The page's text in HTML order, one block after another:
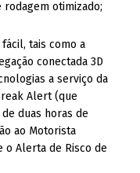
otimizado;
tais como a
conectada 3D
a serviço da
Alert (que
duas horas de
ao Motorista
o Alerta de Risco de